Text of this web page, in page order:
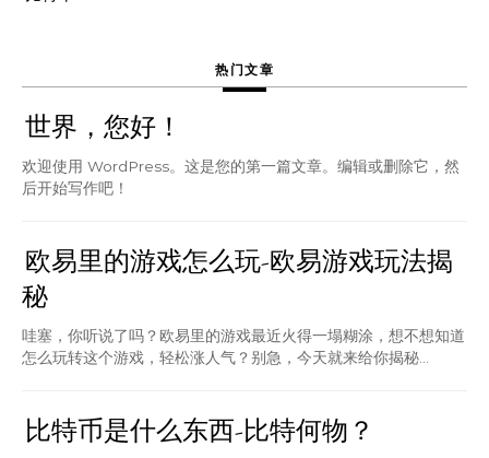
热门文章
世界，您好！
欢迎使用 WordPress。这是您的第一篇文章。编辑或删除它，然
后开始写作吧！
欧易里的游戏怎么玩-欧易游戏玩法揭
秘
哇塞，你听说了吗？欧易里的游戏最近火得一塌糊涂，想不想知道
怎么玩转这个游戏，轻松涨人气？别急，今天就来给你揭秘...
比特币是什么东西-比特何物？